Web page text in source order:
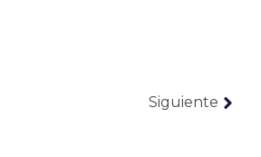
Siguiente